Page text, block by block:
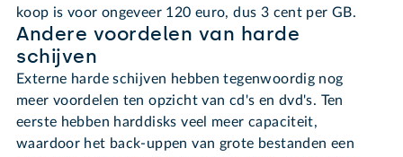
koop is voor ongeveer 120 euro, dus 3 cent per GB.
Andere voordelen van harde
schijven
Externe harde schijven hebben tegenwoordig nog
meer voordelen ten opzicht van cd's en dvd's. Ten
eerste hebben harddisks veel meer capaciteit,
waardoor het back-uppen van grote bestanden een